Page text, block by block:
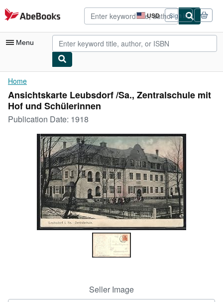
Skip to main content
AbeBooks.com USD
Site
shopping
preferences
Sign in
Menu
My Account
My Purchases
Advanced Search
Browse Collections
Rare Books
Art & Collectibles
Textbooks
Start Selling
CLOSE
Home
Ansichtskarte Leubsdorf /Sa., Zentralschule mit
Hof und Schülerinnen
Publication Date: 1918
Seller Image